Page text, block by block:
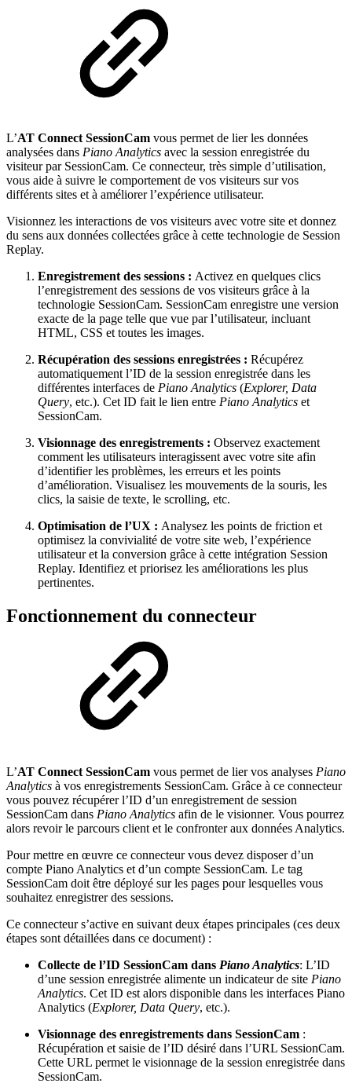
L’AT Connect SessionCam vous permet de lier les données
analysées dans Piano Analytics avec la session enregistrée du
visiteur par SessionCam. Ce connecteur, très simple d’utilisation,
vous aide à suivre le comportement de vos visiteurs sur vos
différents sites et à améliorer l’expérience utilisateur.
Visionnez les interactions de vos visiteurs avec votre site et donnez
du sens aux données collectées grâce à cette technologie de Session
Replay.
Enregistrement des sessions : Activez en quelques clics
l’enregistrement des sessions de vos visiteurs grâce à la
technologie SessionCam. SessionCam enregistre une version
exacte de la page telle que vue par l’utilisateur, incluant
HTML, CSS et toutes les images.
Récupération des sessions enregistrées : Récupérez
automatiquement l’ID de la session enregistrée dans les
différentes interfaces de Piano Analytics (Explorer, Data
Query, etc.). Cet ID fait le lien entre Piano Analytics et
SessionCam.
Visionnage des enregistrements : Observez exactement
comment les utilisateurs interagissent avec votre site afin
d’identifier les problèmes, les erreurs et les points
d’amélioration. Visualisez les mouvements de la souris, les
clics, la saisie de texte, le scrolling, etc.
Optimisation de l’UX : Analysez les points de friction et
optimisez la convivialité de votre site web, l’expérience
utilisateur et la conversion grâce à cette intégration Session
Replay. Identifiez et priorisez les améliorations les plus
pertinentes.
Fonctionnement du connecteur
L’AT Connect SessionCam vous permet de lier vos analyses Piano
Analytics à vos enregistrements SessionCam. Grâce à ce connecteur
vous pouvez récupérer l’ID d’un enregistrement de session
SessionCam dans Piano Analytics afin de le visionner. Vous pourrez
alors revoir le parcours client et le confronter aux données Analytics.
Pour mettre en œuvre ce connecteur vous devez disposer d’un
compte Piano Analytics et d’un compte SessionCam. Le tag
SessionCam doit être déployé sur les pages pour lesquelles vous
souhaitez enregistrer des sessions.
Ce connecteur s’active en suivant deux étapes principales (ces deux
étapes sont détaillées dans ce document) :
Collecte de l’ID SessionCam dans Piano Analytics: L’ID
d’une session enregistrée alimente un indicateur de site Piano
Analytics. Cet ID est alors disponible dans les interfaces Piano
Analytics (Explorer, Data Query, etc.).
Visionnage des enregistrements dans SessionCam :
Récupération et saisie de l’ID désiré dans l’URL SessionCam.
Cette URL permet le visionnage de la session enregistrée dans
SessionCam.